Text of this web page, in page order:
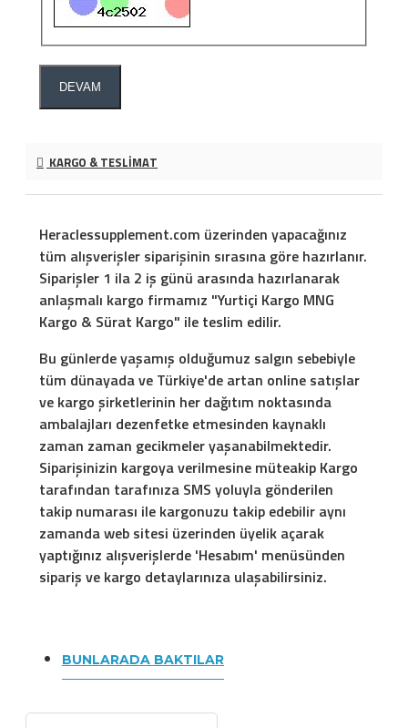
DEVAM
KARGO & TESLIMAT
Heraclessupplement.com üzerinden yapacağınız
tüm alışverişler siparişinin sırasına göre hazırlanır.
Siparişler 1 ila 2 iş günü arasında hazırlanarak
anlaşmalı kargo firmamız "Yurtiçi Kargo MNG
Kargo & Sürat Kargo" ile teslim edilir.
Bu günlerde yaşamış olduğumuz salgın sebebiyle
tüm dünayada ve Türkiye'de artan online satışlar
ve kargo şirketlerinin her dağıtım noktasında
ambalajları dezenfetke etmesinden kaynaklı
zaman zaman gecikmeler yaşanabilmektedir.
Siparişinizin kargoya verilmesine müteakip Kargo
tarafından tarafınıza SMS yoluyla gönderilen
takip numarası ile kargonuzu takip edebilir aynı
zamanda web sitesi üzerinden üyelik açarak
yaptığınız alışverişlerde 'Hesabım' menüsünden
sipariş ve kargo detaylarınıza ulaşabilirsiniz.
BUNLARADA BAKTILAR